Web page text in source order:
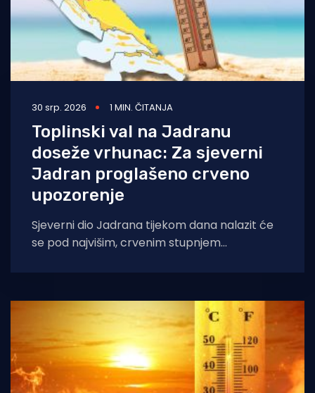
30 srp. 2026 1 MIN. ČITANJA
Toplinski val na Jadranu
doseže vrhunac: Za sjeverni
Jadran proglašeno crveno
upozorenje
Sjeverni dio Jadrana tijekom dana nalazit će
se pod najvišim, crvenim stupnjem
toplinskog vala. Ekstremne vrućine